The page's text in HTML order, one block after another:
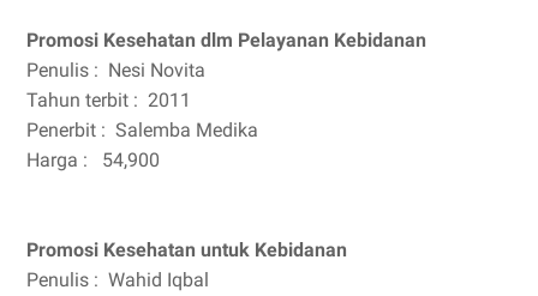
Promosi Kesehatan dlm Pelayanan Kebidanan
Penulis : Nesi Novita
Tahun terbit : 2011
Penerbit : Salemba Medika
Harga :
54,900
Promosi Kesehatan untuk Kebidanan
Penulis : Wahid Iqbal